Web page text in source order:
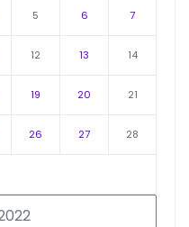
5 6 7
12 13 14
19 20 21
26 27 28